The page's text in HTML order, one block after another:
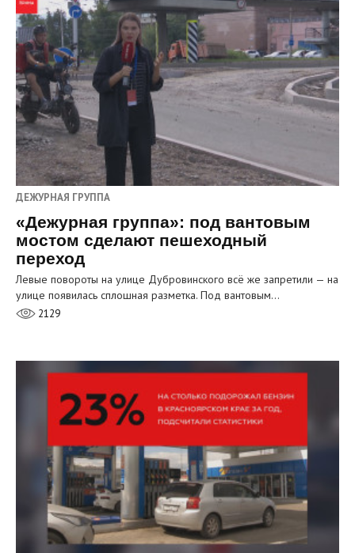
ДЕЖУРНАЯ ГРУППА
«Дежурная группа»: под вантовым
мостом сделают пешеходный
переход
Левые повороты на улице Дубровинского всё же запретили — на
улице появилась сплошная разметка. Под вантовым…
2129